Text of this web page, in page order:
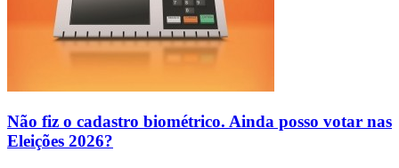
Não fiz o cadastro biométrico. Ainda posso votar nas
Eleições 2026?